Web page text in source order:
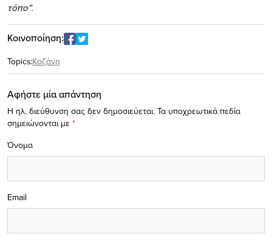
τόπο”.
Κοινοποίηση:
Topics:Κοζάνη
Αφήστε μία απάντηση
Η ηλ. διεύθυνση σας δεν δημοσιεύεται. Τα υποχρεωτικά πεδία
σημειώνονται με *
Όνομα
Email